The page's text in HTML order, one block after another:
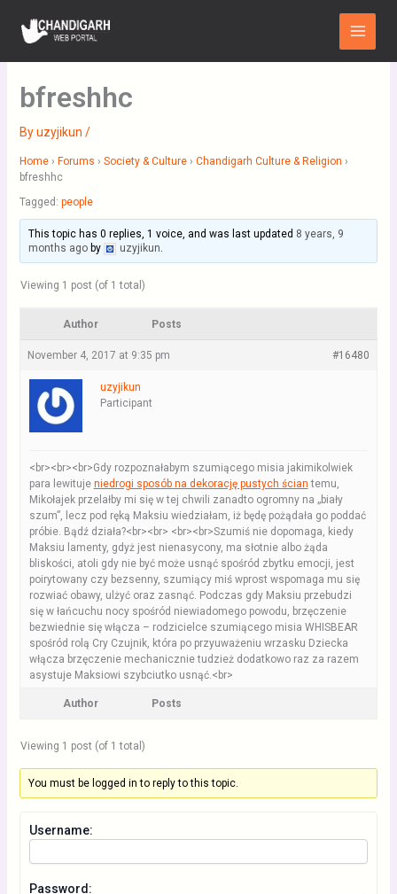
content
Main
Menu
bfreshhc
Byuzyjikun /
Home › Forums › Society & Culture › Chandigarh Culture & Religion ›
bfreshhc
Tagged: people
This topic has 0 replies, 1 voice, and was last updated 8 years, 9
months agoby uzyjikun.
Viewing 1 post (of 1 total)
Author Posts
November 4, 2017 at 9:35 pm #16480
uzyjikun
Participant
<br><br><br>Gdy rozpoznałabym szumiącego misia jakimikolwiek
para lewituje niedrogi sposób na dekorację pustych ścian temu,
Mikołajek przelałby mi się w tej chwili zanadto ogromny na „biały
szum”, lecz pod ręką Maksiu wiedziałam, iż będę pożądała go poddać
próbie. Bądź działa?<br><br> <br><br>Szumiś nie dopomaga, kiedy
Maksiu lamenty, gdyż jest nienasycony, ma słotnie albo żąda
bliskości, atoli gdy nie być może usnąć spośród zbytku emocji, jest
poirytowany czy bezsenny, szumiący miś wprost wspomaga mu się
rozwiać obawy, ulżyć oraz zasnąć. Podczas gdy Maksiu przebudzi
się w łańcuchu nocy spośród niewiadomego powodu, brzęczenie
bezwiednie się włącza – rodzicielce szumiącego misia WHISBEAR
spośród rolą Cry Czujnik, która po przyuważeniu wrzasku Dziecka
włącza brzęczenie mechanicznie tudzież dodatkowo raz za razem
asystuje Maksiowi szybciutko usnąć.<br>
Author Posts
Viewing 1 post (of 1 total)
You must be logged in to reply to this topic.
Username:
Password: